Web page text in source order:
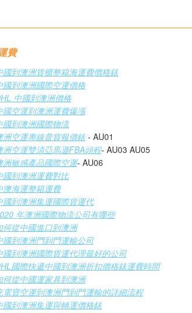
費
國到澳洲貨櫃整箱海運費價格錶
國到澳洲國際空運價格
中國到澳洲價格
國空運到澳洲運費爆漲
國到澳洲國際物流
洲空運專線普貨報價錶- AU01
洲空運雙清亞馬遜FBA頭程- AU03 AU05
洲敏感產品國際空運- AU06
國到澳洲運費對比
澳海運整箱運費
國到澳洲集運國際貨運代
年澳洲國際物流公司有哪些
何從中國進口到澳洲
國到澳洲門到門運輸公司
國到澳洲國際貨運代理最好的公司
國際快遞中國到澳洲折扣價格錶運費時間
何從中國運家具到澳洲
電寶空運到澳洲門到門運輸的詳細流程
國到澳洲集運與轉運價格錶